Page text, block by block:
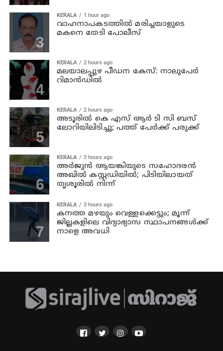
KERALA 1 hour ago
വാഹനാപകടത്തില്‍ മരിച്ചയാളുടെ
മകനെ തേടി പോലീസ്
KERALA 2 hours ago
മലയാലപ്പുഴ പീഡന കേസ്: നാലുപേര്‍
റിമാന്‍ഡില്‍
KERALA 2 hours ago
അടൂരില്‍ കെ എസ് ആര്‍ ടി സി ബസ്
ലോറിയിലിടിച്ചു; പത്ത് പേര്‍ക്ക് പരുക്ക്
KERALA 3 hours ago
അര്‍ജുന്‍ ആയങ്കിയുടെ സഹോദരന്‍
അഖില്‍ കസ്റ്റഡിയില്‍; പിടിയിലായത്
തൃശൂരില്‍ നിന്ന്
KERALA 3 hours ago
കനത്ത മഴയും വെള്ളക്കെട്ടും; മൂന്ന്‌
ജില്ലകളിലെ വിദ്യാഭ്യാസ സ്ഥാപനങ്ങള്‍ക്ക്
നാളെ അവധി